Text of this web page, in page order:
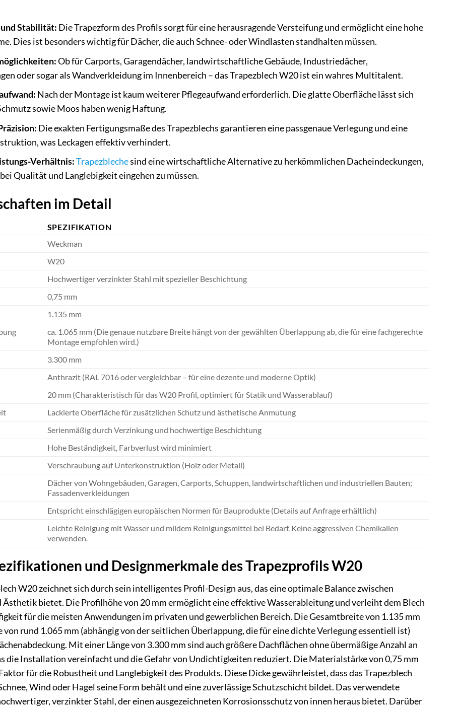
Stabilität: Die Trapezform des Profils sorgt für eine herausragende Versteifung und ermöglicht eine hohe
Dies ist besonders wichtig für Dächer, die auch Schnee- oder Windlasten standhalten müssen.
Ob für Carports, Garagendächer, landwirtschaftliche Gebäude, Industriedächer,
oder sogar als Wandverkleidung im Innenbereich – das Trapezblech W20 ist ein wahres Multitalent.
Nach der Montage ist kaum weiterer Pflegeaufwand erforderlich. Die glatte Oberfläche lässt sich
sowie Moos haben wenig Haftung.
Die exakten Fertigungsmaße des Trapezblechs garantieren eine passgenaue Verlegung und eine
was Leckagen effektiv verhindert.
Verhältnis:Trapezblechesind eine wirtschaftliche Alternative zu herkömmlichen Dacheindeckungen,
Qualität und Langlebigkeit eingehen zu müssen.
im Detail
SPEZIFIKATION
Weckman
W20
Hochwertiger verzinkter Stahl mit spezieller Beschichtung
0,75 mm
1.135 mm
ca. 1.065 mm (Die genaue nutzbare Breite hängt von der gewählten Überlappung ab, die für eine fachgerechte
Montage empfohlen wird.)
3.300 mm
Anthrazit (RAL 7016 oder vergleichbar – für eine dezente und moderne Optik)
20 mm (Charakteristisch für das W20 Profil, optimiert für Statik und Wasserablauf)
Lackierte Oberfläche für zusätzlichen Schutz und ästhetische Anmutung
Serienmäßig durch Verzinkung und hochwertige Beschichtung
Hohe Beständigkeit, Farbverlust wird minimiert
Verschraubung auf Unterkonstruktion (Holz oder Metall)
Dächer von Wohngebäuden, Garagen, Carports, Schuppen, landwirtschaftlichen und industriellen Bauten;
Fassadenverkleidungen
Entspricht einschlägigen europäischen Normen für Bauprodukte (Details auf Anfrage erhältlich)
Leichte Reinigung mit Wasser und mildem Reinigungsmittel bei Bedarf. Keine aggressiven Chemikalien
verwenden.
und Designmerkmale des Trapezprofils W20
W20 zeichnet sich durch sein intelligentes Profil-Design aus, das eine optimale Balance zwischen
bietet. Die Profilhöhe von 20 mm ermöglicht eine effektive Wasserableitung und verleiht dem Blech
für die meisten Anwendungen im privaten und gewerblichen Bereich. Die Gesamtbreite von 1.135 mm
rund 1.065 mm (abhängig von der seitlichen Überlappung, die für eine dichte Verlegung essentiell ist)
Mit einer Länge von 3.300 mm sind auch größere Dachflächen ohne übermäßige Anzahl an
die Installation vereinfacht und die Gefahr von Undichtigkeiten reduziert. Die Materialstärke von 0,75 mm
für die Robustheit und Langlebigkeit des Produkts. Diese Dicke gewährleistet, dass das Trapezblech
Wind oder Hagel seine Form behält und eine zuverlässige Schutzschicht bildet. Das verwendete
verzinkter Stahl, der einen ausgezeichneten Korrosionsschutz von innen heraus bietet. Darüber